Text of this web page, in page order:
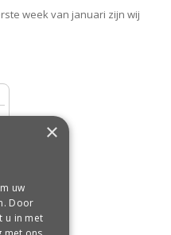
week van januari zijn wij
×
uw
Door
u in met